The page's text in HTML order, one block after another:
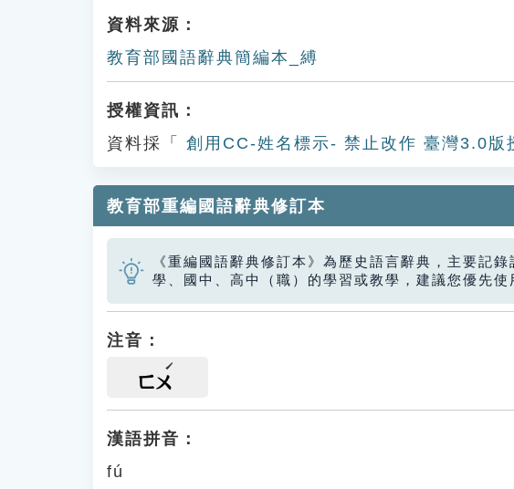
資料來源：
教育部國語辭典簡編本_縛
授權資訊：
資料採「
創用CC-姓名標示- 禁止改作 臺灣3.0版
教育部重編國語辭典修訂本
《重編國語辭典修訂本》為歷史語言辭典，主要記
學、國中、高中（職）的學習或教學，建議您優先
注音：
ㄈㄨ
漢語拼音：
fú